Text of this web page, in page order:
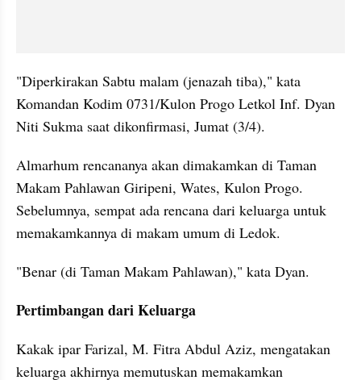
"Diperkirakan Sabtu malam (jenazah tiba)," kata
Komandan Kodim 0731/Kulon Progo Letkol Inf. Dyan
Niti Sukma saat dikonfirmasi, Jumat (3/4).
Almarhum rencananya akan dimakamkan di Taman
Makam Pahlawan Giripeni, Wates, Kulon Progo.
Sebelumnya, sempat ada rencana dari keluarga untuk
memakamkannya di makam umum di Ledok.
"Benar (di Taman Makam Pahlawan)," kata Dyan.
Pertimbangan dari Keluarga
Kakak ipar Farizal, M. Fitra Abdul Aziz, mengatakan
keluarga akhirnya memutuskan memakamkan